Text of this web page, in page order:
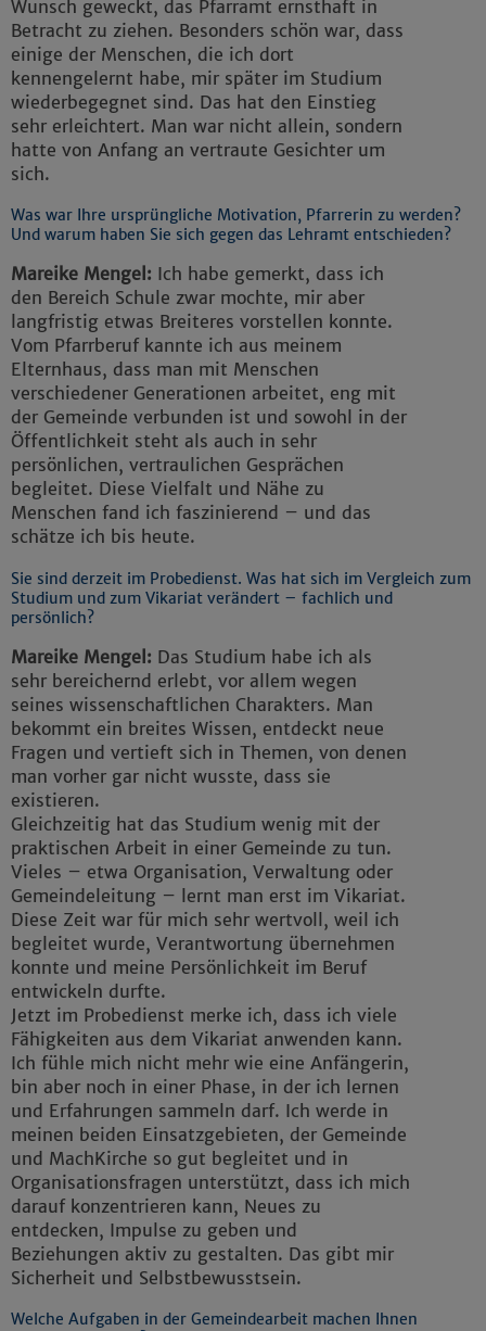
Wunsch geweckt, das Pfarramt ernsthaft in
Betracht zu ziehen. Besonders schön war, dass
einige der Menschen, die ich dort
kennengelernt habe, mir später im Studium
wiederbegegnet sind. Das hat den Einstieg
sehr erleichtert. Man war nicht allein, sondern
hatte von Anfang an vertraute Gesichter um
sich.
Was war Ihre ursprüngliche Motivation, Pfarrerin zu werden?
Und warum haben Sie sich gegen das Lehramt entschieden?
Mareike Mengel: Ich habe gemerkt, dass ich
den Bereich Schule zwar mochte, mir aber
langfristig etwas Breiteres vorstellen konnte.
Vom Pfarrberuf kannte ich aus meinem
Elternhaus, dass man mit Menschen
verschiedener Generationen arbeitet, eng mit
der Gemeinde verbunden ist und sowohl in der
Öffentlichkeit steht als auch in sehr
persönlichen, vertraulichen Gesprächen
begleitet. Diese Vielfalt und Nähe zu
Menschen fand ich faszinierend – und das
schätze ich bis heute.
Sie sind derzeit im Probedienst. Was hat sich im Vergleich zum
Studium und zum Vikariat verändert – fachlich und
persönlich?
Mareike Mengel: Das Studium habe ich als
sehr bereichernd erlebt, vor allem wegen
seines wissenschaftlichen Charakters. Man
bekommt ein breites Wissen, entdeckt neue
Fragen und vertieft sich in Themen, von denen
man vorher gar nicht wusste, dass sie
existieren.
Gleichzeitig hat das Studium wenig mit der
praktischen Arbeit in einer Gemeinde zu tun.
Vieles – etwa Organisation, Verwaltung oder
Gemeindeleitung – lernt man erst im Vikariat.
Diese Zeit war für mich sehr wertvoll, weil ich
begleitet wurde, Verantwortung übernehmen
konnte und meine Persönlichkeit im Beruf
entwickeln durfte.
Jetzt im Probedienst merke ich, dass ich viele
Fähigkeiten aus dem Vikariat anwenden kann.
Ich fühle mich nicht mehr wie eine Anfängerin,
bin aber noch in einer Phase, in der ich lernen
und Erfahrungen sammeln darf. Ich werde in
meinen beiden Einsatzgebieten, der Gemeinde
und MachKirche so gut begleitet und in
Organisationsfragen unterstützt, dass ich mich
darauf konzentrieren kann, Neues zu
entdecken, Impulse zu geben und
Beziehungen aktiv zu gestalten. Das gibt mir
Sicherheit und Selbstbewusstsein.
Welche Aufgaben in der Gemeindearbeit machen Ihnen